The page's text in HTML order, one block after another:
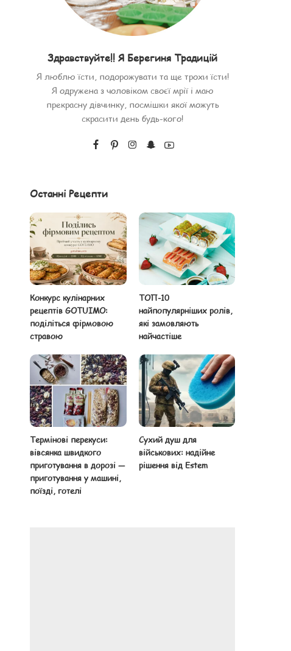
Здравствуйте!! Я Берегиня Традицій
Я люблю їсти, подорожувати та ще трохи їсти!
Я одружена з чоловіком своєї мрії і маю
прекрасну дівчинку, посмішки якої можуть
скрасити день будь-кого!
Останні Рецепти
Конкурс кулінарних
рецептів GOTUIMO:
поділіться фірмовою
стравою
ТОП-10
найпопулярніших ролів,
які замовляють
найчастіше
Термінові перекуси:
вівсянка швидкого
приготування в дорозі —
приготування у машині,
поїзді, готелі
Сухий душ для
військових: надійне
рішення від Estem